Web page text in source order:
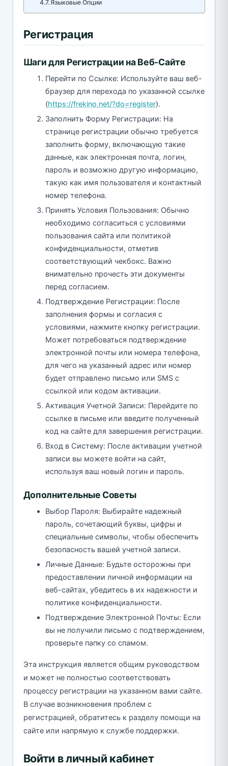
Языковые Опции
Регистрация
Шаги для Регистрации на Веб-Сайте
Перейти по Ссылке: Используйте ваш веб-
браузер для перехода по указанной ссылке
(https://frekino.net/?do=register).
Заполнить Форму Регистрации: На
странице регистрации обычно требуется
заполнить форму, включающую такие
данные, как электронная почта, логин,
пароль и возможно другую информацию,
такую как имя пользователя и контактный
номер телефона.
Принять Условия Пользования: Обычно
необходимо согласиться с условиями
пользования сайта или политикой
конфиденциальности, отметив
соответствующий чекбокс. Важно
внимательно прочесть эти документы
перед согласием.
Подтверждение Регистрации: После
заполнения формы и согласия с
условиями, нажмите кнопку регистрации.
Может потребоваться подтверждение
электронной почты или номера телефона,
для чего на указанный адрес или номер
будет отправлено письмо или SMS с
ссылкой или кодом активации.
Активация Учетной Записи: Перейдите по
ссылке в письме или введите полученный
код на сайте для завершения регистрации.
Вход в Систему: После активации учетной
записи вы можете войти на сайт,
используя ваш новый логин и пароль.
Дополнительные Советы
Выбор Пароля: Выбирайте надежный
пароль, сочетающий буквы, цифры и
специальные символы, чтобы обеспечить
безопасность вашей учетной записи.
Личные Данные: Будьте осторожны при
предоставлении личной информации на
веб-сайтах, убедитесь в их надежности и
политике конфиденциальности.
Подтверждение Электронной Почты: Если
вы не получили письмо с подтверждением,
проверьте папку со спамом.
Эта инструкция является общим руководством
и может не полностью соответствовать
процессу регистрации на указанном вами сайте.
В случае возникновения проблем с
регистрацией, обратитесь к разделу помощи на
сайте или напрямую к службе поддержки.
Войти в личный кабинет